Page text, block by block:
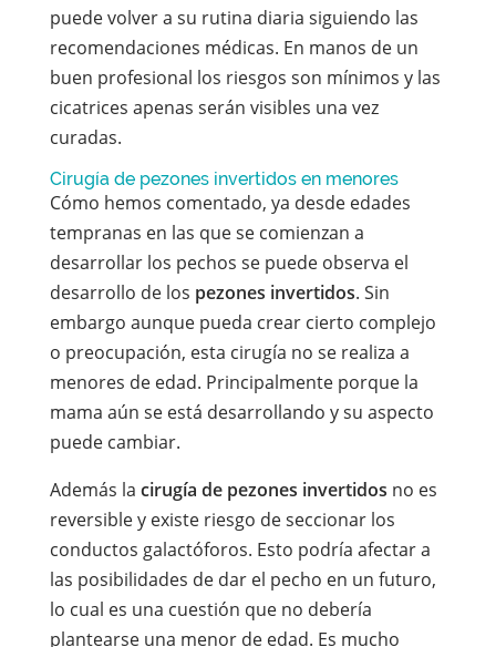
puede volver a su rutina diaria siguiendo las
recomendaciones médicas. En manos de un
buen profesional los riesgos son mínimos y las
cicatrices apenas serán visibles una vez
curadas.
Cirugía de pezones invertidos en menores
Cómo hemos comentado, ya desde edades
tempranas en las que se comienzan a
desarrollar los pechos se puede observa el
desarrollo de los pezones invertidos. Sin
embargo aunque pueda crear cierto complejo
o preocupación, esta cirugía no se realiza a
menores de edad. Principalmente porque la
mama aún se está desarrollando y su aspecto
puede cambiar.
Además la cirugía de pezones invertidos no es
reversible y existe riesgo de seccionar los
conductos galactóforos. Esto podría afectar a
las posibilidades de dar el pecho en un futuro,
lo cual es una cuestión que no debería
plantearse una menor de edad. Es mucho